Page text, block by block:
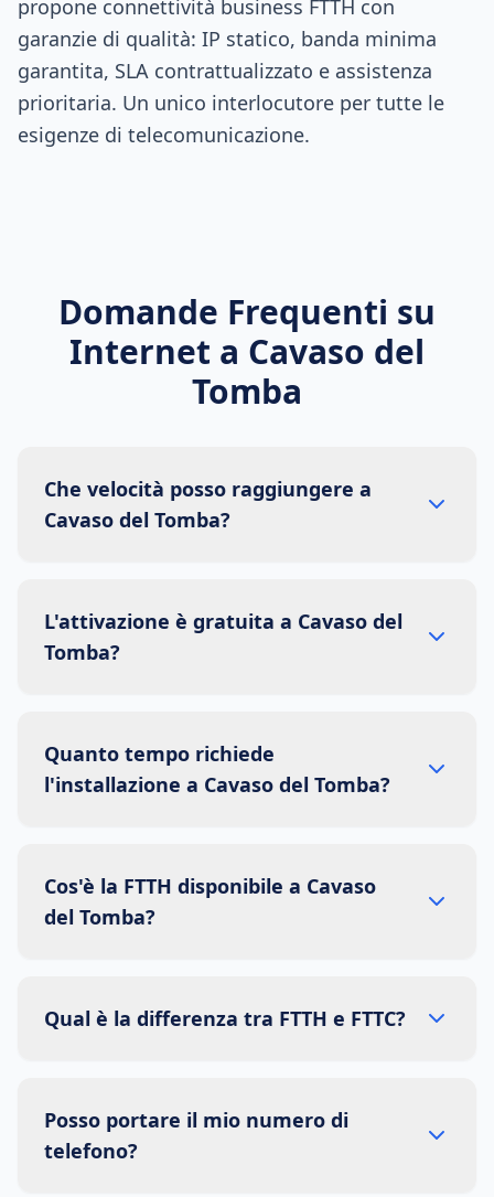
propone connettività business FTTH con
garanzie di qualità: IP statico, banda minima
garantita, SLA contrattualizzato e assistenza
prioritaria. Un unico interlocutore per tutte le
esigenze di telecomunicazione.
Domande Frequenti su
Internet a Cavaso del
Tomba
Che velocità posso raggiungere a
Cavaso del Tomba?
L'attivazione è gratuita a Cavaso del
Tomba?
Quanto tempo richiede
l'installazione a Cavaso del Tomba?
Cos'è la FTTH disponibile a Cavaso
del Tomba?
Qual è la differenza tra FTTH e FTTC?
Posso portare il mio numero di
telefono?